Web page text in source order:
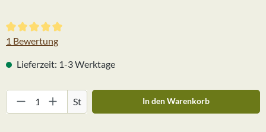
Durchschnittliche Bewertung von 5 von 5 Sternen
1 Bewertung
Lieferzeit: 1-3 Werktage
Produkt Anzahl: Gib den gewünschten Wert
St In den Warenkorb